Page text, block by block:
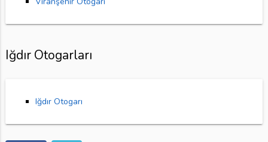
Iğdır Otogarları
Iğdır Otogarı